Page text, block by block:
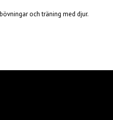
och träning med djur.